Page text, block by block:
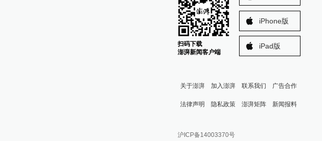
扫码下载
澎湃新闻客户端
iPhone版
iPad版
关于澎湃 加入澎湃 联系我们 广告合作
法律声明 隐私政策 澎湃矩阵
澎湃新闻公众号
新闻报料
报料邮箱: news@thepaper.cn
沪ICP备14003370号